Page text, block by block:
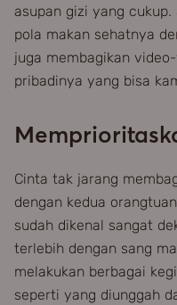
asupan gizi yang
pola makan sehatnya
juga membagikan
pribadinya yang bisa
Cinta tak jarang
dengan kedua
sudah dikenal sangat
terlebih dengan sang
melakukan berbagai
seperti yang diunggah